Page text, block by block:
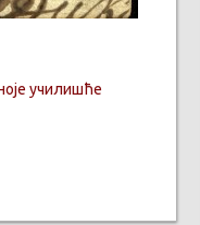
училишће